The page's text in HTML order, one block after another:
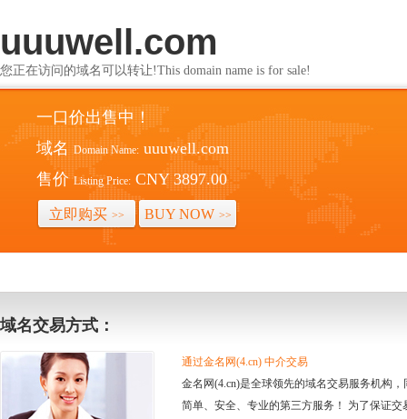
uuuwell.com
您正在访问的域名可以转让!This domain name is for sale!
一口价出售中！
域名 Domain Name: uuuwell.com
售价 Listing Price: CNY 3897.00
立即购买 >> BUY NOW >>
域名交易方式：
通过金名网(4.cn) 中介交易
金名网(4.cn)是全球领先的域名交易服务机构
简单、安全、专业的第三方服务！ 为了保证